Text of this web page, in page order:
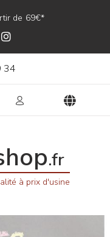
de 69€*
34
.fr
à prix d'usine